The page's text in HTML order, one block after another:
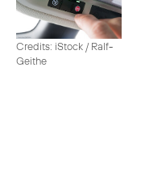
Credits: iStock / Ralf-
Geithe